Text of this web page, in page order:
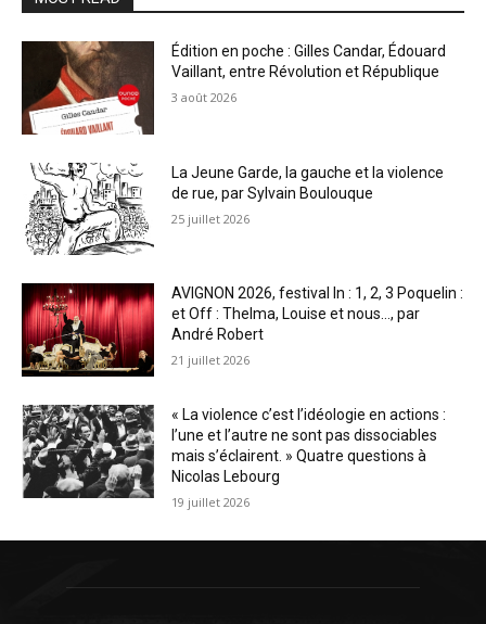
Édition en poche : Gilles Candar, Édouard
Vaillant, entre Révolution et République
3 août 2026
La Jeune Garde, la gauche et la violence
de rue, par Sylvain Boulouque
25 juillet 2026
AVIGNON 2026, festival In : 1, 2, 3 Poquelin :
et Off : Thelma, Louise et nous…, par
André Robert
21 juillet 2026
« La violence c’est l’idéologie en actions :
l’une et l’autre ne sont pas dissociables
mais s’éclairent. » Quatre questions à
Nicolas Lebourg
19 juillet 2026